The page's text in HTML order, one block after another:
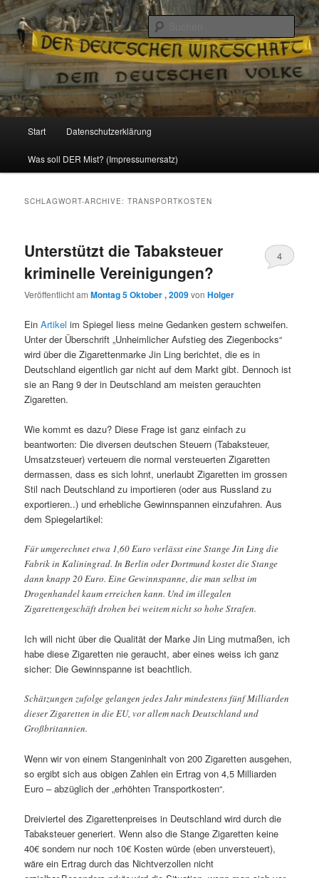
Reizzentrum
Politik, Wirtschaft, Soziales und Gesellschaft
Zum
Inhalt
Zum
sekundären
Start Datenschutzerklärung
Was soll DER Mist? (Impressumersatz)
SCHLAGWORT-ARCHIVE:TRANSPORTKOSTEN
Unterstützt die Tabaksteuer
kriminelle Vereinigungen?
Veröffentlicht amMontag 5 Oktober , 2009vonHolger
4
EinArtikel im Spiegel liess meine Gedanken gestern schweifen.
Unter der Überschrift „Unheimlicher Aufstieg des Ziegenbocks“
wird über die Zigarettenmarke Jin Ling berichtet, die es in
Deutschland eigentlich gar nicht auf dem Markt gibt. Dennoch ist
sie an Rang 9 der in Deutschland am meisten gerauchten
Zigaretten.
Wie kommt es dazu? Diese Frage ist ganz einfach zu
beantworten: Die diversen deutschen Steuern (Tabaksteuer,
Umsatzsteuer) verteuern die normal versteuerten Zigaretten
dermassen, dass es sich lohnt, unerlaubt Zigaretten im grossen
Stil nach Deutschland zu importieren (oder aus Russland zu
exportieren..) und erhebliche Gewinnspannen einzufahren. Aus
dem Spiegelartikel:
Für umgerechnet etwa 1,60 Euro verlässt eine Stange Jin Ling die
Fabrik in Kaliningrad. In Berlin oder Dortmund kostet die Stange
dann knapp 20 Euro. Eine Gewinnspanne, die man selbst im
Drogenhandel kaum erreichen kann. Und im illegalen
Zigarettengeschäft drohen bei weitem nicht so hohe Strafen.
Ich will nicht über die Qualität der Marke Jin Ling mutmaßen, ich
habe diese Zigaretten nie geraucht, aber eines weiss ich ganz
sicher: Die Gewinnspanne ist beachtlich.
Schätzungen zufolge gelangen jedes Jahr mindestens fünf Milliarden
dieser Zigaretten in die EU, vor allem nach Deutschland und
Großbritannien.
Wenn wir von einem Stangeninhalt von 200 Zigaretten ausgehen,
so ergibt sich aus obigen Zahlen ein Ertrag von 4,5 Milliarden
Euro – abzüglich der „erhöhten Transportkosten“.
Dreiviertel des Zigarettenpreises in Deutschland wird durch die
Tabaksteuer generiert. Wenn also die Stange Zigaretten keine
40€ sondern nur noch 10€ Kosten würde (eben unversteuert),
wäre ein Ertrag durch das Nichtverzollen nicht